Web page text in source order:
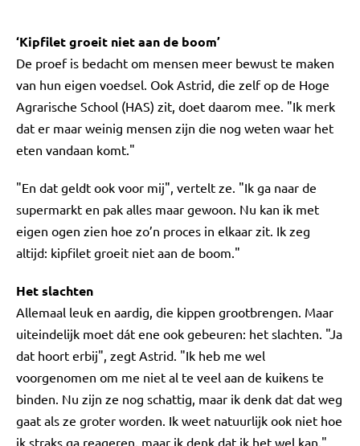
‘Kipfilet groeit niet aan de boom’
De proef is bedacht om mensen meer bewust te maken
van hun eigen voedsel. Ook Astrid, die zelf op de Hoge
Agrarische School (HAS) zit, doet daarom mee. "Ik merk
dat er maar weinig mensen zijn die nog weten waar het
eten vandaan komt."
"En dat geldt ook voor mij", vertelt ze. "Ik ga naar de
supermarkt en pak alles maar gewoon. Nu kan ik met
eigen ogen zien hoe zo’n proces in elkaar zit. Ik zeg
altijd: kipfilet groeit niet aan de boom."
Het slachten
Allemaal leuk en aardig, die kippen grootbrengen. Maar
uiteindelijk moet dát ene ook gebeuren: het slachten. "Ja
dat hoort erbij", zegt Astrid. "Ik heb me wel
voorgenomen om me niet al te veel aan de kuikens te
binden. Nu zijn ze nog schattig, maar ik denk dat dat weg
gaat als ze groter worden. Ik weet natuurlijk ook niet hoe
ik straks ga reageren, maar ik denk dat ik het wel kan."